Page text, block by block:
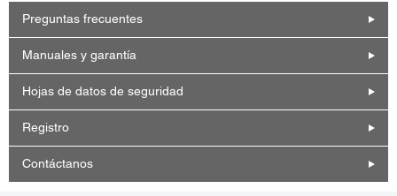
Preguntas frecuentes
Manuales y garantía
Hojas de datos de seguridad
Registro
Contáctanos